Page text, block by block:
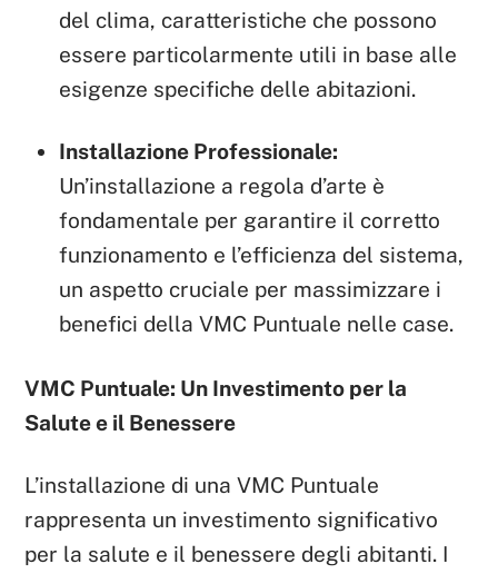
del clima, caratteristiche che possono
essere particolarmente utili in base alle
esigenze specifiche delle abitazioni.
Installazione Professionale:
Un’installazione a regola d’arte è
fondamentale per garantire il corretto
funzionamento e l’efficienza del sistema,
un aspetto cruciale per massimizzare i
benefici della VMC Puntuale nelle case.
VMC Puntuale: Un Investimento per la
Salute e il Benessere
L’installazione di una VMC Puntuale
rappresenta un investimento significativo
per la salute e il benessere degli abitanti. I